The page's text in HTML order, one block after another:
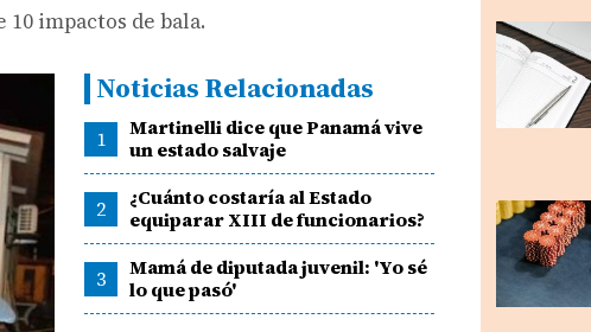
impactos de bala.
Noticias Relacionadas
1
Martinelli dice que Panamá vive
un estado salvaje
2
¿Cuánto costaría al Estado
equiparar XIII de funcionarios?
3
Mamá de diputada juvenil: 'Yo sé
lo que pasó'